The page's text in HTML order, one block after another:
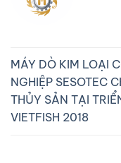
MÁY DÒ KIM LOẠI
NGHIỆP SESOTEC
THỦY SẢN TẠI
VIETFISH 2018